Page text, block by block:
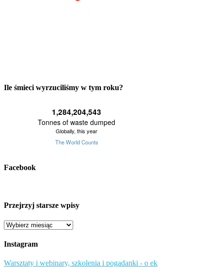
Ile śmieci wyrzuciliśmy w tym roku?
Facebook
Przejrzyj starsze wpisy
Przejrzyj
wpisy
Instagram
Warsztaty i webinary, szkolenia i pogadanki - o ek